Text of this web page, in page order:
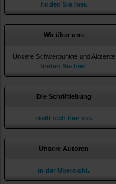
finden Sie hier.
Wir über uns
Unsere Schwerpunkte und Akzente
finden Sie hier
Die Schriftleitung
stellt sich hier vor.
Unsere Autoren
in der Übersicht.